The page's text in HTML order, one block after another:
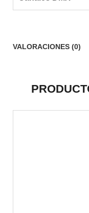
VALORACIONES (0)